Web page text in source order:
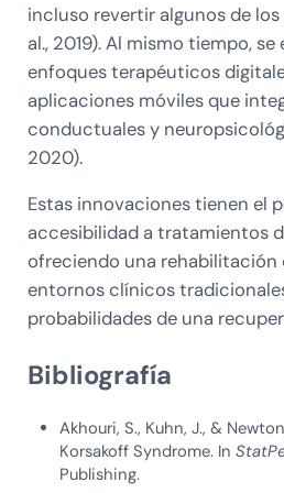
incluso revertir algunos de
al., 2019). Al mismo tiempo,
enfoques terapéuticos
aplicaciones móviles que
conductuales y
2020).
Estas innovaciones tienen el
accesibilidad a tratamientos
ofreciendo una
entornos clínicos
probabilidades de una
Bibliografía
Akhouri, S., Kuhn, J., &
Korsakoff Syndrome. In
Publishing.